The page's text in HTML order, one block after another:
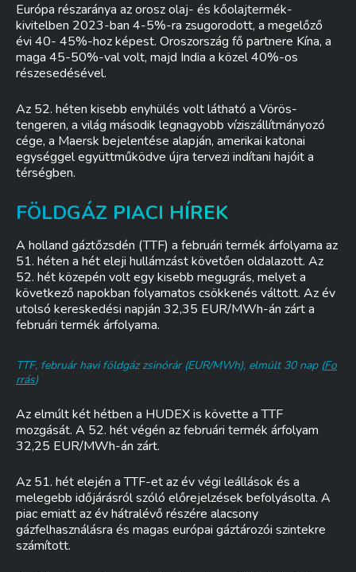
Európa részaránya az orosz olaj- és kőolajtermék-
kivitelben 2023-ban 4-5%-ra zsugorodott, a megelőző
évi 40- 45%-hoz képest. Oroszország fő partnere Kína, a
maga 45-50%-val volt, majd India a közel 40%-os
részesedésével.
Az 52. héten kisebb enyhülés volt látható a Vörös-
tengeren, a világ második legnagyobb víziszállítmányozó
cége, a Maersk bejelentése alapján, amerikai katonai
egységgel együttműködve újra tervezi indítani hajóit a
térségben.
FÖLDGÁZ PIACI HÍREK
A holland gáztőzsdén (TTF) a februári termék árfolyama az
51. héten a hét eleji hullámzást követően oldalazott. Az
52. hét közepén volt egy kisebb megugrás, melyet a
következő napokban folyamatos csökkenés váltott. Az év
utolsó kereskedési napján 32,35 EUR/MWh-án zárt a
februári termék árfolyama.
TTF, február havi földgáz zsinórár (EUR/MWh), elmúlt 30 nap (Fo
rrás)
Az elmúlt két hétben a HUDEX is követte a TTF
mozgását. A 52. hét végén az februári termék árfolyam
32,25 EUR/MWh-án zárt.
Az 51. hét elején a TTF-et az év végi leállások és a
melegebb időjárásról szóló előrejelzések befolyásolta. A
piac emiatt az év hátralévő részére alacsony
gázfelhasználásra és magas európai gáztározói szintekre
számított.